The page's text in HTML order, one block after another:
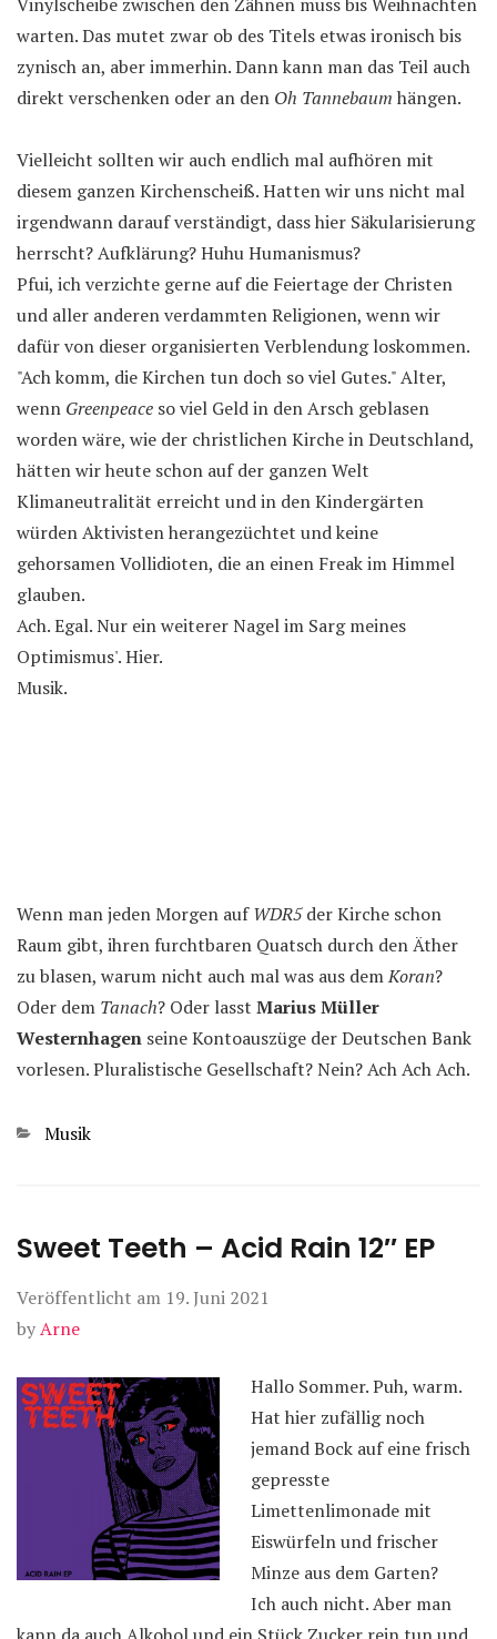
warten. Das mutet zwar ob des Titels etwas ironisch bis
zynisch an, aber immerhin. Dann kann man das Teil auch
direkt verschenken oder an den Oh Tannebaum hängen.
Vielleicht sollten wir auch endlich mal aufhören mit
diesem ganzen Kirchenscheiß. Hatten wir uns nicht mal
irgendwann darauf verständigt, dass hier Säkularisierung
herrscht? Aufklärung? Huhu Humanismus?
Pfui, ich verzichte gerne auf die Feiertage der Christen
und aller anderen verdammten Religionen, wenn wir
dafür von dieser organisierten Verblendung loskommen.
"Ach komm, die Kirchen tun doch so viel Gutes." Alter,
wenn Greenpeace so viel Geld in den Arsch geblasen
worden wäre, wie der christlichen Kirche in Deutschland,
hätten wir heute schon auf der ganzen Welt
Klimaneutralität erreicht und in den Kindergärten
würden Aktivisten herangezüchtet und keine
gehorsamen Vollidioten, die an einen Freak im Himmel
glauben.
Ach. Egal. Nur ein weiterer Nagel im Sarg meines
Optimismus'. Hier.
Musik.
Wenn man jeden Morgen aufWDR5der Kirche schon
Raum gibt, ihren furchtbaren Quatsch durch den Äther
zu blasen, warum nicht auch mal was aus demKoran?
Oder dem Tanach? Oder lasst Marius Müller
Westernhagen seine Kontoauszüge der Deutschen Bank
vorlesen. Pluralistische Gesellschaft? Nein? Ach Ach Ach.
Kategorien
Musik
Sweet Teeth – Acid Rain 12″ EP
Veröffentlicht am 19. Juni 2021
byArne
Hallo Sommer. Puh, warm.
Hat hier zufällig noch
jemand Bock auf eine frisch
gepresste
Limettenlimonade mit
Eiswürfeln und frischer
Minze aus dem Garten?
Ich auch nicht. Aber man